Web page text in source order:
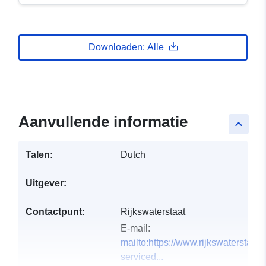
Downloaden: Alle
keyboard_arrow_up
Aanvullende informatie
Talen: Dutch
Uitgever:
Contactpunt:
Rijkswaterstaat
E-mail:
mailto:https://
serviced...